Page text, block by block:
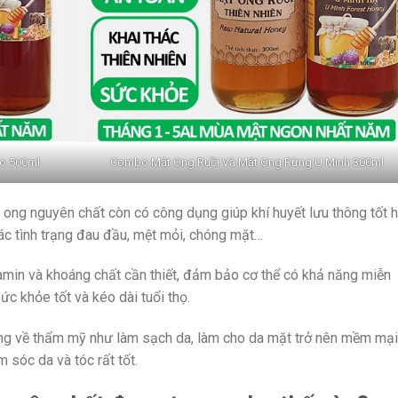
500ml Combo Mật Ong Ruồi Và Mật Ong Rừng U Minh 300ml
nguyên chất còn có công dụng giúp khí huyết lưu thông tốt
tình trạng đau đầu, mệt mỏi, chóng mặt…
và khoáng chất cần thiết, đảm bảo cơ thể có khả năng miễn
khỏe tốt và kéo dài tuổi thọ.
về thẩm mỹ như làm sạch da, làm cho da mặt trở nên mềm mại
sóc da và tóc rất tốt.